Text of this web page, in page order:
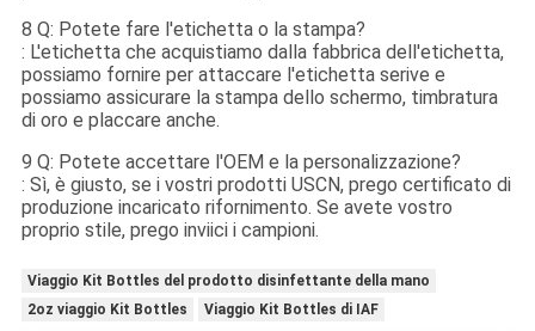
8 Q: Potete fare l'etichetta o la stampa?
: L'etichetta che acquistiamo dalla fabbrica dell'etichetta,
possiamo fornire per attaccare l'etichetta serive e
possiamo assicurare la stampa dello schermo, timbratura
di oro e placcare anche.
9 Q: Potete accettare l'OEM e la personalizzazione?
: Sì, è giusto, se i vostri prodotti USCN, prego certificato di
produzione incaricato rifornimento. Se avete vostro
proprio stile, prego inviici i campioni.
Viaggio Kit Bottles del prodotto disinfettante della mano
2oz viaggio Kit Bottles
Viaggio Kit Bottles di IAF